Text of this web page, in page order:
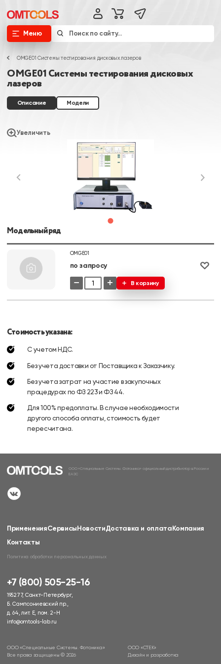
Меню
OMGE01 Системы тестирования дисковых лазеров
OMGE01 Системы тестирования дисковых
лазеров
Описание Модели
Увеличить
Модельный ряд
OMGE01
по запросу
− + В корзину
Стоимость указана:
С учетом НДС.
Без учета доставки от Поставщика к Заказчику.
Без учета затрат на участие в закупочных
процедурах по ФЗ 223 и ФЗ 44.
Для 100% предоплаты. В случае необходимости
другого способа оплаты, стоимость будет
пересчитана.
ООО «Специальные Системы. Фотоника» официальный дистрибьютор в России и
ЕАЭС
ПримененияСервисыНовостиДоставка и оплатаКомпания
Контакты
Политика обработки персональных данных
+7 (800) 505-25-16
195277, Санкт-Петербург,
Б. Сампсониевский пр.,
д. 64, лит. Е, пом. 2-Н
info@omtools-lab.ru
ООО «Специальные Системы. Фотоника»
Все права защищены © 2026
ООО «СТЕК»
Дизайн и разработка